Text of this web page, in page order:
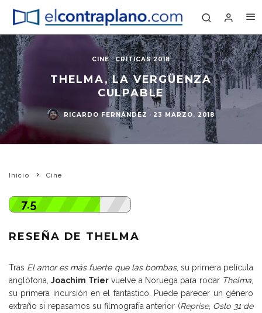
CINE CRÍTICAS 2018
THELMA, LA VERGÜENZA
CULPABLE
RICARDO FERNÁNDEZ · 23 MARZO, 2018
Inicio Cine
7.5
RESEÑA DE THELMA
Tras El amor es más fuerte que las bombas, su primera película
anglófona,Joachim Triervuelve a Noruega para rodar Thelma,
su primera incursión en el fantástico. Puede parecer un género
extraño si repasamos su filmografía anterior (Reprise, Oslo 31 de